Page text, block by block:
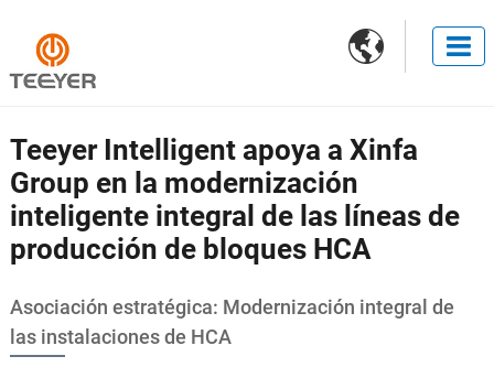

Teeyer Intelligent apoya a Xinfa
Group en la modernización
inteligente integral de las líneas de
producción de bloques HCA
Asociación estratégica: Modernización integral de
las instalaciones de HCA